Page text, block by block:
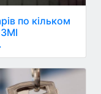
по кільком